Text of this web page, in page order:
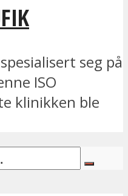
seg på
ISO
klinikken ble